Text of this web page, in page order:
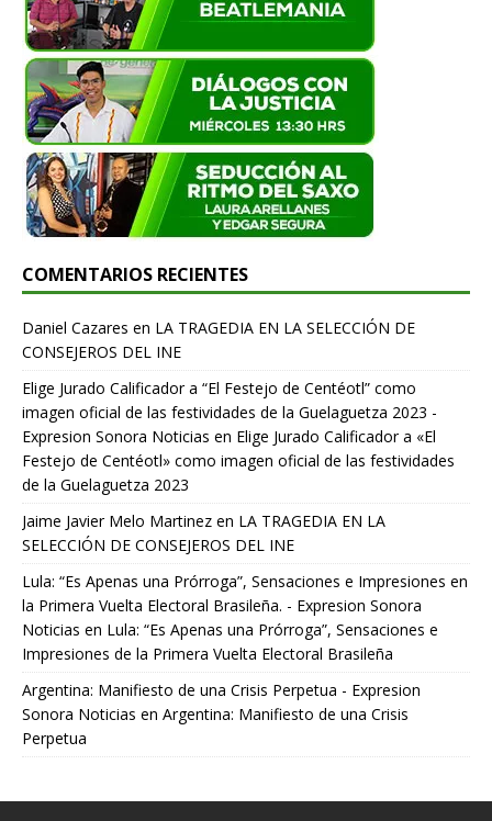
COMENTARIOS RECIENTES
Daniel Cazares en LA TRAGEDIA EN LA SELECCIÓN DE
CONSEJEROS DEL INE
Elige Jurado Calificador a “El Festejo de Centéotl” como
imagen oficial de las festividades de la Guelaguetza 2023 -
Expresion Sonora Noticias en Elige Jurado Calificador a «El
Festejo de Centéotl» como imagen oficial de las festividades
de la Guelaguetza 2023
Jaime Javier Melo Martinez en LA TRAGEDIA EN LA
SELECCIÓN DE CONSEJEROS DEL INE
Lula: “Es Apenas una Prórroga”, Sensaciones e Impresiones en
la Primera Vuelta Electoral Brasileña. - Expresion Sonora
Noticias en Lula: “Es Apenas una Prórroga”, Sensaciones e
Impresiones de la Primera Vuelta Electoral Brasileña
Argentina: Manifiesto de una Crisis Perpetua - Expresion
Sonora Noticias en Argentina: Manifiesto de una Crisis
Perpetua